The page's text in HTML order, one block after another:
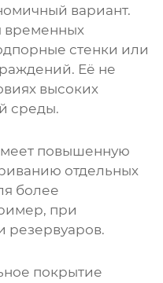
вариант.
временных
стенки или
Её не
высоких
среды.
повышенную
отдельных
более
при
резервуаров.
покрытие